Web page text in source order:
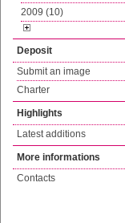
2009 (10)
Deposit
Submit an image
Charter
Highlights
Latest additions
More informations
Contacts